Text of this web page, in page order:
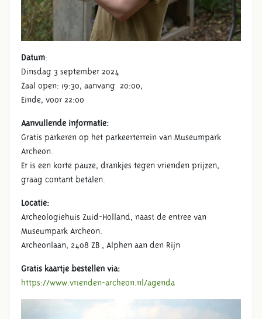
Datum:
Dinsdag 3 september 2024
Zaal open: 19:30, aanvang 20:00,
Einde, voor 22:00
Aanvullende informatie:
Gratis parkeren op het parkeerterrein van Museumpark
Archeon.
Er is een korte pauze, drankjes tegen vrienden prijzen,
graag contant betalen.
Locatie:
Archeologiehuis Zuid-Holland, naast de entree van
Museumpark Archeon.
Archeonlaan, 2408 ZB , Alphen aan den Rijn
Gratis kaartje bestellen via:
https://www.vrienden-archeon.nl/agenda